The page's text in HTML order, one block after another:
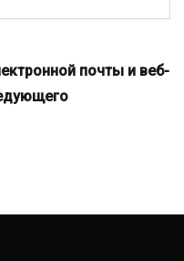
почты и веб-